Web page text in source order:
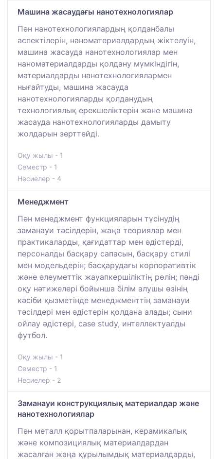
Машина жасаудағы нанотехнологиялар
Пән нанотехнологиялардың қолданбалы
аспектілерін, наноматериалдардың жіктелуін,
машина жасауда нанотехнологиялар мен
наноматериалдарды қолдану мүмкіндігін,
материалдарды нанотехнологиялармен
нығайтуды, машина жасауда
нанотехнологияларды қолданудың
технологиялық ерекшеліктерін және машина
жасауда нанотехнологияларды дамыту
жолдарын зерттейді.
Оқу жылы - 1
Семестр - 1
Несиелер - 4
Менеджмент
Пән менеджмент функцияларын түсінудің
заманауи тәсілдерін, жаңа теориялар мен
практикаларды, қағидаттар мен әдістерді,
персоналды басқару сапасын, басқару стилі
мен модельдерін; басқарудағы корпоративтік
және әлеуметтік жауапкершіліктің рөлін; пәнді
оқу нәтижелері бойынша білім алушы өзінің
кәсіби қызметінде менеджменттің заманауи
тәсілдері мен әдістерін қолдана алады; сыни
ойлау әдістері, case study, интеллектуалды
футбол.
Оқу жылы - 1
Семестр - 1
Несиелер - 2
Заманауи конструкциялық материалдар және
нанотехнологиялар
Пән металл қорытпаларынан, керамикалық
және композициялық материалдардан
жасалған жаңа құрылымдық материалдарды,